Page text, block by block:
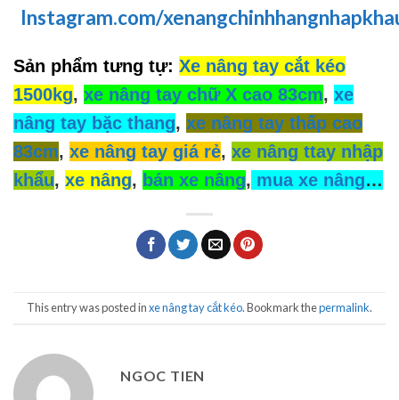
Instagram.com/
Sản phẩm tưng tự: Xe nâng tay cắt kéo
1500kg, xe nâng tay chữ X cao 83cm, xe
nâng tay bặc thang, xe nâng tay thấp cao
83cm, xe nâng tay giá rẻ, xe nâng ttay nhập
khẩu, xe nâng, bán xe nâng, mua xe nâng…
This entry was posted inxe nâng tay cắt kéo. Bookmark thepermalink.
NGOC TIEN